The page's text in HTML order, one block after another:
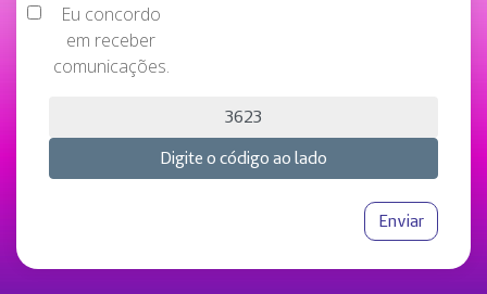
Eu concordo
em receber
comunicações.